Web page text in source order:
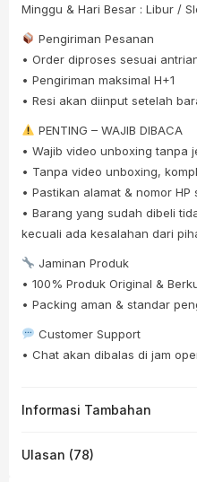
Minggu & Hari Besar : Libur /
Pengiriman Pesanan
• Order diproses sesuai
• Pengiriman maksimal H+1
• Resi akan diinput setelah
PENTING – WAJIB DIBACA
• Wajib video unboxing tanpa
• Tanpa video unboxing,
• Pastikan alamat & nomor
• Barang yang sudah dibeli
kecuali ada kesalahan dari
Jaminan Produk
• 100% Produk Original &
• Packing aman & standar
Customer Support
• Chat akan dibalas di jam
Informasi Tambahan
Ulasan (78)